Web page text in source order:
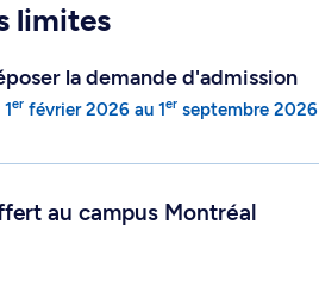
limites
la demande d'admission
1er février 2026 au 1er septembre 2026
au campus Montréal